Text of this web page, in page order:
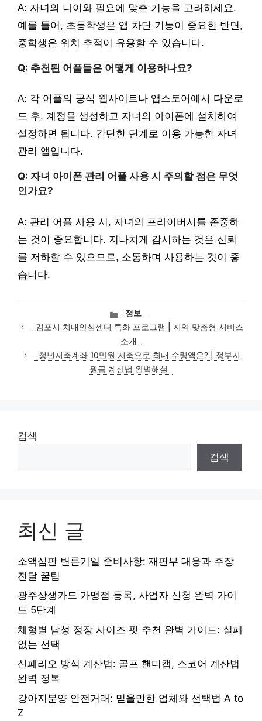
A: 자녀의 나이와 필요에 맞춘 기능을 고려하세요.
예를 들어, 초등학생은 앱 차단 기능이 중요한 반면,
중학생은 위치 추적이 유용할 수 있습니다.
Q: 추천된 어플들은 어떻게 이용하나요?
A: 각 어플의 공식 웹사이트나 앱스토어에서 다운로
드 후, 계정을 생성하고 자녀의 아이폰에 설치하여
설정하면 됩니다. 간단한 단계로 이용 가능한 자녀
관리 앱입니다.
Q: 자녀 아이폰 관리 어플 사용 시 주의할 점은 무엇
인가요?
A: 관리 어플 사용 시, 자녀의 프라이버시를 존중하
는 것이 중요합니다. 지나치게 감시하는 것은 신뢰
를 저하할 수 있으므로, 소통하며 사용하는 것이 좋
습니다.
카
테
고
리
정보
김포시 치매안심센터 특화 프로그램 | 지역 맞춤형 서비스
소개
청년저축계좌 10만원 저축으로 최대 수령액은? | 정부지
원금 계산법 완벽해설
검색
검색
최신 글
소액심판 변론기일 준비사항: 재판부 대응과 주장
전달 꿀팁
광주상생카드 가맹점 등록, 사업자 신청 완벽 가이
드 5단계
체형별 남성 정장 사이즈 핏 추천 완벽 가이드: 실패
없는 선택
신페리오 방식 계산법: 골프 핸디캡, 스코어 계산법
완벽 정복
강아지분양 안전거래: 믿을만한 업체와 선택법 A to
Z